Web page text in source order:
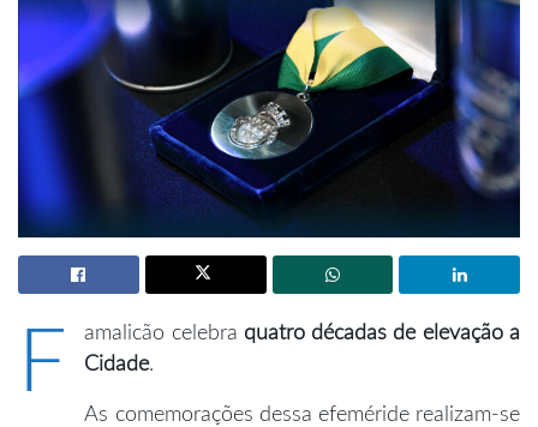
F amalicão celebra quatro décadas de elevação a
Cidade.
As comemorações dessa efeméride realizam-se